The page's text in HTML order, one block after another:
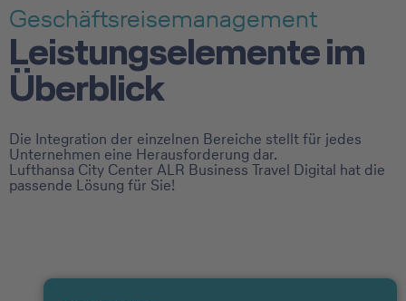
Geschäftsreisemanagement
Leistungselemente im
Überblick
Die Integration der einzelnen Bereiche stellt für jedes
Unternehmen eine Herausforderung dar.
Lufthansa City Center ALR Business Travel Digital hat die
passende Lösung für Sie!